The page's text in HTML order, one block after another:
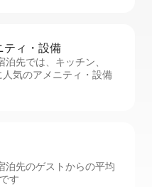
テ⁠ィ・設⁠備
先では、キッチン、
気のアメニティ・設備
先のゲストからの平均
す